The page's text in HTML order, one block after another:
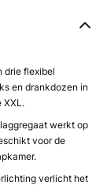
drie flexibel
en drankdozen in
XXL.
werkt op
voor de
verlicht het